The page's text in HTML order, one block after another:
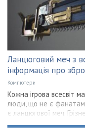
Ланцюговий меч з
інформація про
Компютери
Кожна ігрова всесвіт
люди, що не є
є ланцюгової меч. Грізне